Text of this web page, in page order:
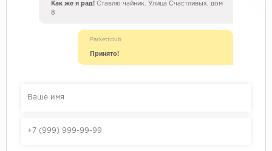
Как же я рад! Ставлю чайник. Улица Счастливых, дом
8
Parkettclub
Принято!